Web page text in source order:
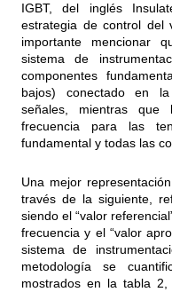
IGBT, del inglés
estrategia de control del
importante mencionar
sistema de
componentes
bajos) conectado en
señales, mientras
frecuencia para las
fundamental y todas las
Una mejor
través de la siguiente,
siendo el “valor
frecuencia y el “valor
sistema de
metodología se
mostrados en la tabla